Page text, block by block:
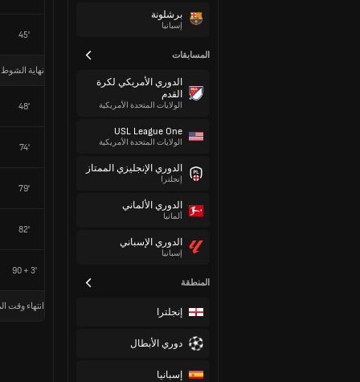
برشلونة
إسبانيا
المسابقات
الدوري الأمريكي لكرة
القدم
الولايات المتحدة الأمريكية
USL League One
الولايات المتحدة الأمريكية
الدوري الإنجليزي الممتاز
إنجلترا
الدوري الألماني
ألمانيا
الدوري الإسباني
إسبانيا
المنطقة
إنجلترا
دوري الأبطال
إسبانيا
45'
نهاية الشوط
48'
74'
79'
82'
90 + 3'
انتهاء وقت